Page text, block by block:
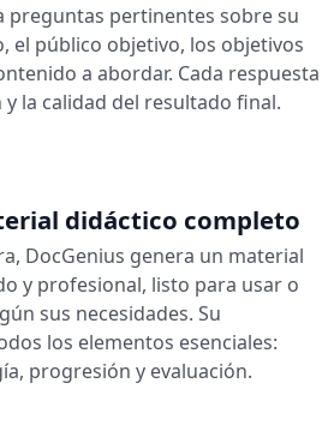
preguntas pertinentes sobre su
el público objetivo, los objetivos
a abordar. Cada respuesta
la calidad del resultado final.
didáctico completo
DocGenius genera un material
y profesional, listo para usar o
sus necesidades. Su
los elementos esenciales:
progresión y evaluación.